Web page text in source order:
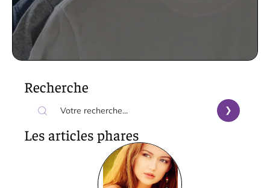
Recherche
Les articles phares